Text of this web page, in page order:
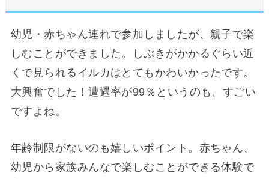
幼児・赤ちゃん連れで参加しましたが、親子で楽
しむことができました。しぶきがかかるぐらい近
くで見られるイルカはとてもかわいかったです。
大興奮でした！遭遇率が99％というのも、すごい
ですよね。
年齢制限がないのも嬉しいポイント。赤ちゃん、
幼児から家族みんなで楽しむことができる体験で